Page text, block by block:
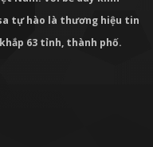
tự hào là thương hiệu tin
63 tỉnh, thành phố.